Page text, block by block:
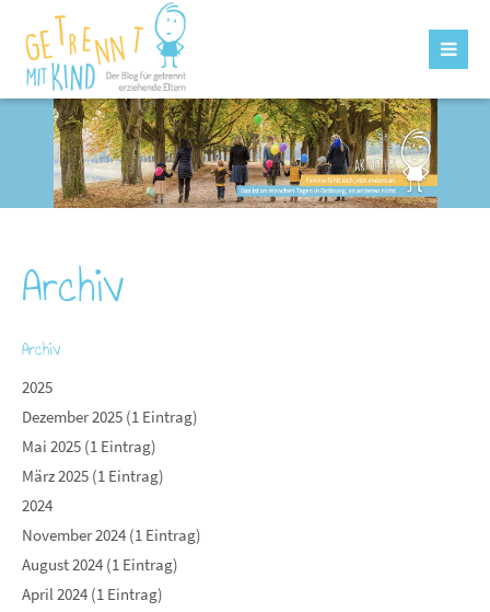
Archiv
Archiv
2025
Dezember 2025 (1 Eintrag)
Mai 2025 (1 Eintrag)
März 2025 (1 Eintrag)
2024
November 2024 (1 Eintrag)
August 2024 (1 Eintrag)
April 2024 (1 Eintrag)